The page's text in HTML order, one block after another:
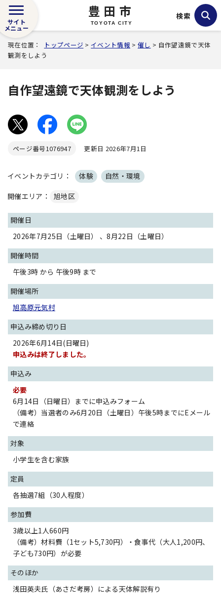
豊田市
TOYOTA CITY
サイト
メニュー
検索
現在位置： トップページ >イベント情報 >催し > 自作望遠鏡で天体
観測をしよう
自作望遠鏡で天体観測をしよう
ページ番号1076947 更新日 2026年7月1日
イベントカテゴリ： 体験 自然・環境
開催エリア： 旭地区
開催日
2026年7月25日（土曜日） 、8月22日（土曜日）
開催時間
午後3時 から 午後9時 まで
開催場所
旭高原元気村
申込み締め切り日
2026年6月14日(日曜日)
申込みは終了しました。
申込み
必要
6月14日（日曜日）までに申込みフォーム
（備考）当選者のみ6月20日（土曜日）午後5時までにEメール
で連絡
対象
小学生を含む家族
定員
各抽選7組（30人程度）
参加費
3歳以上1人660円
（備考）材料費（1セット5,730円）・食事代（大人1,200円、
子ども730円）が必要
そのほか
浅田英夫氏（あさだ考房）による天体解説有り